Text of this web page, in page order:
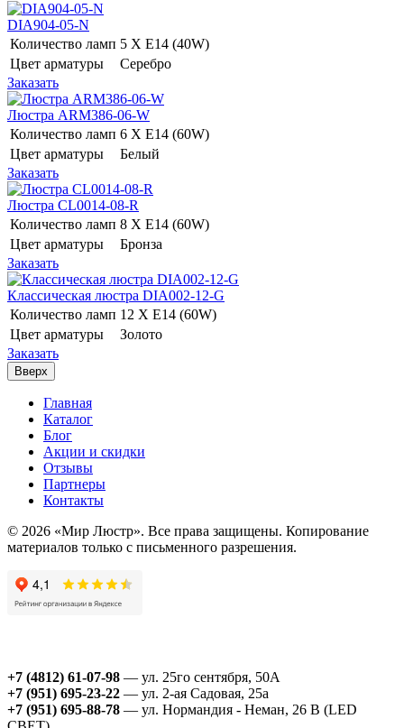
DIA904-05-N
Количество ламп 5 Х E14 (40W)
Цвет арматуры
Серебро
Заказать
Люстра ARM386-06-W
Количество ламп 6 Х E14 (60W)
Цвет арматуры
Белый
Заказать
Люстра CL0014-08-R
Количество ламп 8 Х E14 (60W)
Цвет арматуры
Бронза
Заказать
Классическая люстра DIA002-12-G
Количество ламп 12 Х E14 (60W)
Цвет арматуры
Золото
Заказать
Вверх
Главная
Каталог
Блог
Акции и скидки
Отзывы
Партнеры
Контакты
© 2026 «Мир Люстр». Все права защищены. Копирование
материалов только с письменного разрешения.
+7 (4812) 61-07-98 — ул. 25го сентября, 50А
+7 (951) 695-23-22 — ул. 2-ая Садовая, 25а
+7 (951) 695-88-78 — ул. Нормандия - Неман, 26 В (LED